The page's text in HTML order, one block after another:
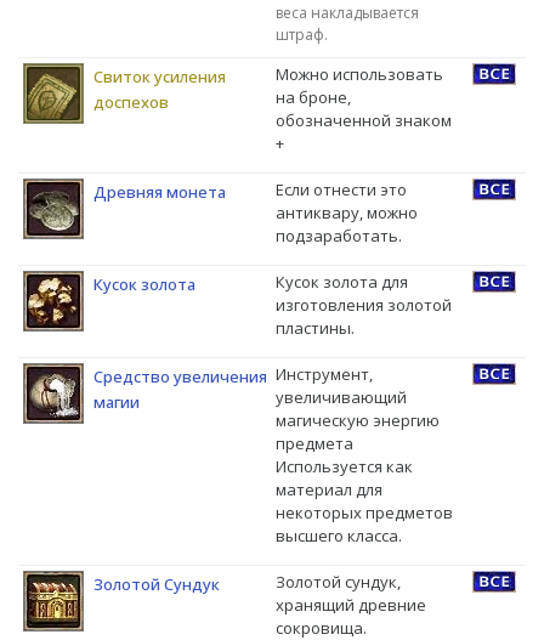
веса накладывается
штраф.
Свиток усиления
доспехов
Можно использовать
на броне,
обозначенной знаком
+
Древняя монета
Если отнести это
антиквару, можно
подзаработать.
Кусок золота
Кусок золота для
изготовления золотой
пластины.
Средство увеличения
магии
Инструмент,
увеличивающий
магическую энергию
предмета
Используется как
материал для
некоторых предметов
высшего класса.
Золотой Сундук
Золотой сундук,
хранящий древние
сокровища.